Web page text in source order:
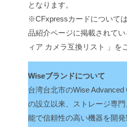
となります。
※CFxpressカードについて
品紹介ページに掲載されて
ィア カメラ互換リスト 」を
Wiseブランドについて
台湾台北市のWise Advanced
の設立以来、ストレージ専
能で信頼性の高い機器を開発